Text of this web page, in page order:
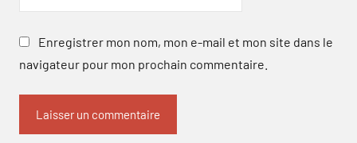
Enregistrer mon nom, mon e-mail et mon site dans le
navigateur pour mon prochain commentaire.